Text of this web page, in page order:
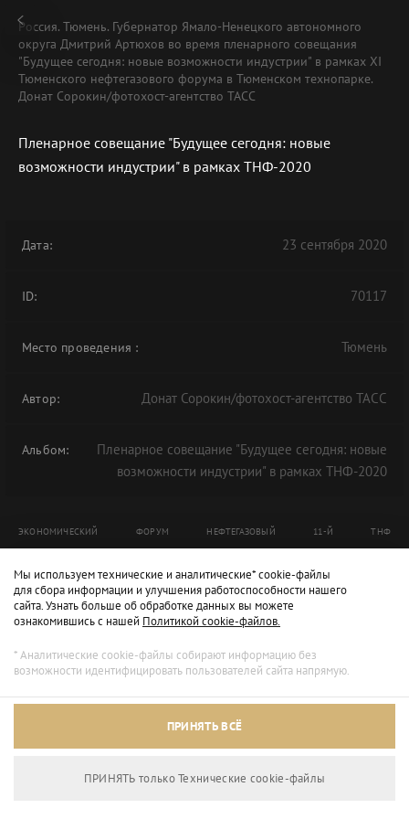
Россия. Тюмень. Губернатор Ямало-Ненецкого автономного
округа Дмитрий Артюхов во время пленарного совещания
"Будущее сегодня: новые возможности индустрии" в рамках XI
Тюменского нефтегазового форума в Тюменском технопарке.
Донат Сорокин/фотохост-агентство ТАСС
Пленарное совещание "Будущее сегодня: новые
возможности индустрии" в рамках ТНФ-2020
Дата: 23 сентября 2020
ID: 70117
Место проведения : Тюмень
Автор: Донат Сорокин/фотохост-агентство ТАСС
Альбом:
Пленарное совещание "Будущее сегодня: новые
возможности индустрии" в рамках ТНФ-2020
ЭКОНОМИЧЕСКИЙ ФОРУМ НЕФТЕГАЗОВЫЙ 11-Й ТНФ
Мы используем технические и аналитические* cookie-файлы
для сбора информации и улучшения работоспособности нашего
сайта. Узнать больше об обработке данных вы можете
ознакомившись с нашей Политикой cookie-файлов.
* Аналитические cookie-файлы собирают информацию без
возможности идентифицировать пользователей сайта напрямую.
ПРИНЯТЬ ВСЁ
ПРИНЯТЬ только Технические сookie-файлы